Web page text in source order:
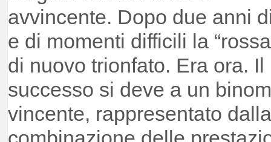
avvincente. Dopo due anni
e di momenti difficili la
di nuovo trionfato. Era ora. Il
successo si deve a un
vincente, rappresentato dalla